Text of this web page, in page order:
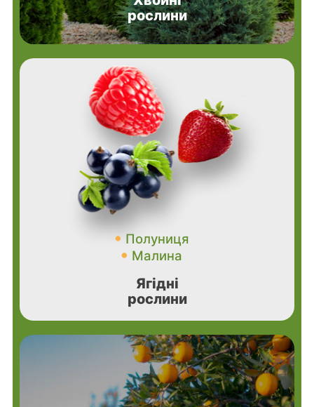
рослини
Полуниця
Малина
Ягідні
рослини